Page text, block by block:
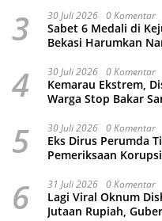
3 30 Juli 2026 0 Komentar
Sabet 6 Medali di
Bekasi Harumkan
4 30 Juli 2026 0 Komentar
Kemarau Ekstrem,
Warga Stop Bakar
5 30 Juli 2026 0 Komentar
Eks Dirus Perumda
Pemeriksaan
6 31 Juli 2026 0 Komentar
Lagi Viral Oknum
Jutaan Rupiah,